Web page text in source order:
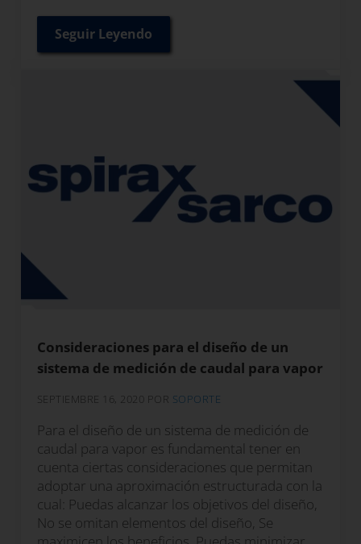
Seguir LeyendoCómo seleccionar un medidor de
Consideraciones para el diseño de un
sistema de medición de caudal para vapor
SEPTIEMBRE 16, 2020 POR SOPORTE
Para el diseño de un sistema de medición de
caudal para vapor es fundamental tener en
cuenta ciertas consideraciones que permitan
adoptar una aproximación estructurada con la
cual: Puedas alcanzar los objetivos del diseño,
No se omitan elementos del diseño, Se